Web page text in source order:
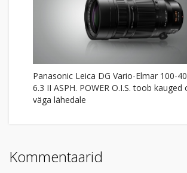
Panasonic Leica DG Vario-Elmar 100-
6.3 II ASPH. POWER O.I.S. toob kauged
väga lähedale
Kommentaarid